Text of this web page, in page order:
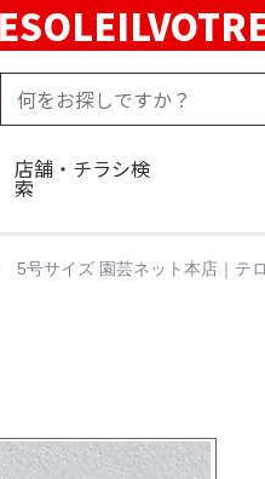
店舗・チラシ検
索
号サイズ 園芸ネット本店｜テ